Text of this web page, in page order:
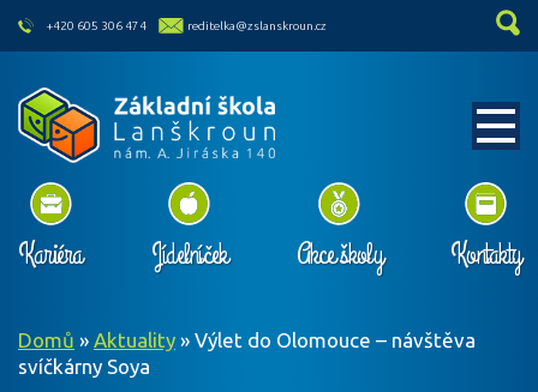
skip to main content
+420 605 306 474 reditelka@zslanskroun.cz
Kariéra Jídelníček Akce školy Kontakty
Domů » Aktuality » Výlet do Olomouce – návštěva
svíčkárny Soya